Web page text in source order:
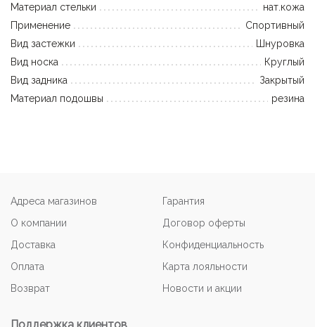
Материал стельки
нат.кожа
Применение
Спортивный
Вид застежки
Шнуровка
Вид носка
Круглый
Вид задника
Закрытый
Материал подошвы
резина
Адреса магазинов
О компании
Доставка
Оплата
Возврат
Гарантия
Договор оферты
Конфиденциальность
Карта лояльности
Новости и акции